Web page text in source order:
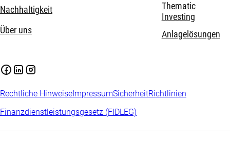
Nachhaltigkeit
Über uns
Thematic
Investing
Anlagelösungen
Rechtliche HinweiseImpressumSicherheitRichtlinien
Finanzdienstleistungsgesetz (FIDLEG)